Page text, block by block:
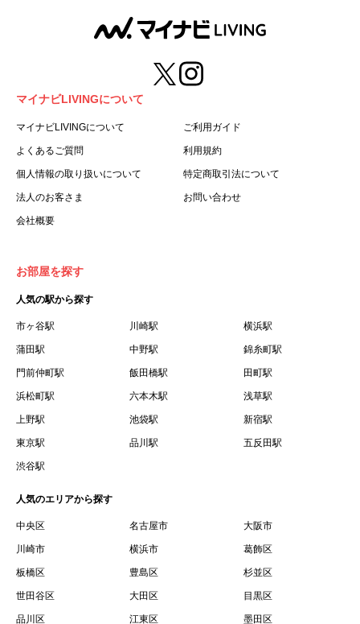
第３条（用語の定義）
１.「本サ―ビス」とは、第１章第１条で規定する当社が運
営するマイナビLIVINGを意味します。
２.「利用者」とは、第１章第２条に規定する本サービスを
利用する個人を意味します。
３.「本サイト」とは、当社が運営する本サービスに関する
ます。
５.「会員」とは、第２章第１条に基づき会員登録が完了し
た個人を意味します。
録した情報、本サービス利用中に当社が登録を求めた情報
った場合の当該情報を意味します。
７.「本会員制度」とは、会員による本サービスの利用の促
進を目的とした会員制度を意味します。
借契約書およびオプション注文書を意味します。
９.「契約期間開始日」とは、定期建物賃貸借契約（以下
「賃貸借契約」と言います）の開始日のことで、利用者の
賃借権が発生する日を意味します。
するために、選んだ物件を保留することを意味します。
１１.「予約情報」とは、物件を予約するために必要な当社
所定の情報を意味します。物件情報や期間、オプション等
１２.「キャンセル」とは、賃貸借契約締結後から契約期間
マイナビLIVINGについて
マイナビLIVINGについて ご利用ガイド
よくあるご質問 利用規約
個人情報の取り扱いについて 特定商取引法について
法人のお客さま お問い合わせ
会社概要
お部屋を探す
人気の駅から探す
市ヶ谷駅 川崎駅 横浜駅
蒲田駅 中野駅 錦糸町駅
門前仲町駅 飯田橋駅 田町駅
浜松町駅 六本木駅 浅草駅
上野駅 池袋駅 新宿駅
東京駅 品川駅 五反田駅
渋谷駅
人気のエリアから探す
中央区 名古屋市 大阪市
川崎市 横浜市 葛飾区
板橋区 豊島区 杉並区
世田谷区 大田区 目黒区
品川区 江東区 墨田区